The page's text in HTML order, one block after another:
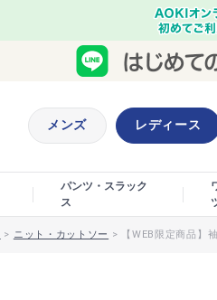
メンズ レディース
パンツ・スラック
ス
> ニット・カットソー > 【WEB限定商品】